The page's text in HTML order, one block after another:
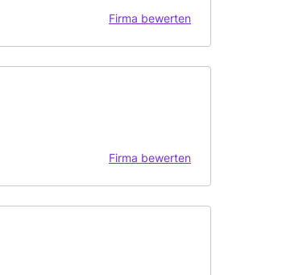
Firma bewerten
Firma bewerten